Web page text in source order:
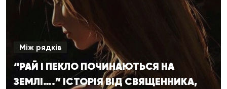
Між рядків
“РАЙ І ПЕКЛО ПОЧИНАЮТЬСЯ НА
ЗЕМЛІ….” ІСТОРІЯ ВІД СВЯЩЕННИКА,